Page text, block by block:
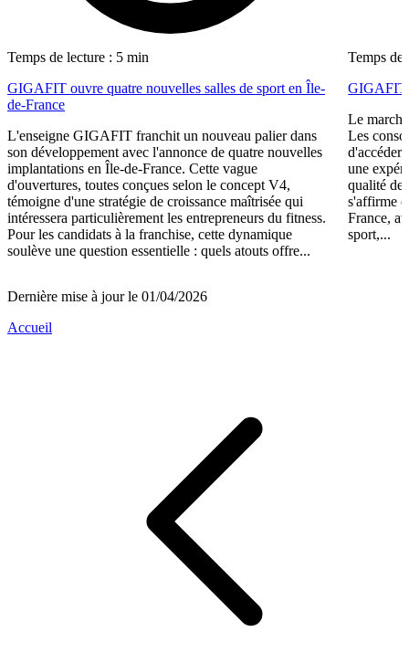
Temps de lecture : 5 min
GIGAFIT ouvre quatre nouvelles salles de sport en Île-
de-France
L'enseigne GIGAFIT franchit un nouveau palier dans
son développement avec l'annonce de quatre nouvelles
implantations en Île-de-France. Cette vague
d'ouvertures, toutes conçues selon le concept V4,
témoigne d'une stratégie de croissance maîtrisée qui
intéressera particulièrement les entrepreneurs du fitness.
Pour les candidats à la franchise, cette dynamique
soulève une question essentielle : quels atouts offre...
Temps de
GIGAFIT
Le
Les
d'accéder
une
qualité
s'affirme
France,
sport,...
Dernière mise à jour le 01/04/2026
Accueil